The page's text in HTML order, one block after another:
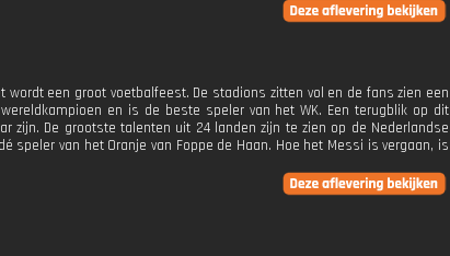
een groot voetbalfeest. De stadions zitten vol en de fans zien een
en is de beste speler van het WK. Een terugblik op dit
zijn. De grootste talenten uit 24 landen zijn te zien op de Nederlandse
speler van het Oranje van Foppe de Haan. Hoe het Messi is vergaan, is